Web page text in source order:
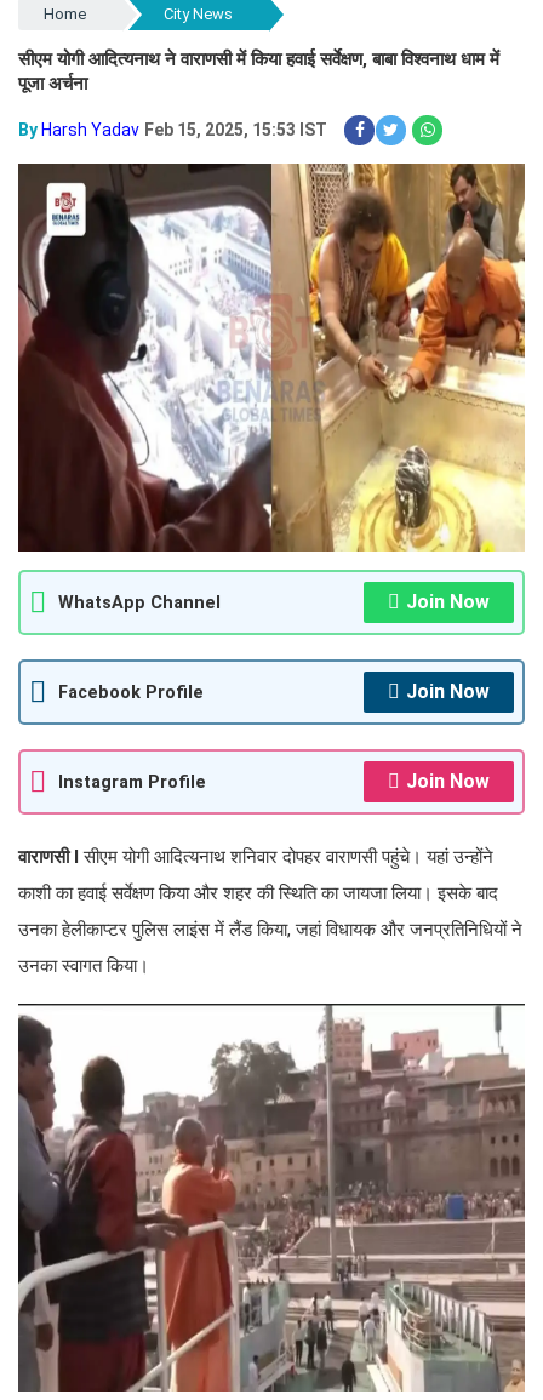
Home City News
सीएम योगी आदित्यनाथ ने वाराणसी में किया हवाई सर्वेक्षण, बाबा विश्वनाथ धाम में
पूजा अर्चना
By Harsh Yadav Feb 15, 2025, 15:53 IST
WhatsApp Channel Join Now
Facebook Profile Join Now
Instagram Profile Join Now
वाराणसी I सीएम योगी आदित्यनाथ शनिवार दोपहर वाराणसी पहुंचे। यहां उन्होंने
काशी का हवाई सर्वेक्षण किया और शहर की स्थिति का जायजा लिया। इसके बाद
उनका हेलीकाप्टर पुलिस लाइंस में लैंड किया, जहां विधायक और जनप्रतिनिधियों ने
उनका स्वागत किया।